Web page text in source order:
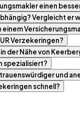
einen
Vergleicht
einem
Verzekeringen?
der Nähe von
spezialisiert?
und
schnell?